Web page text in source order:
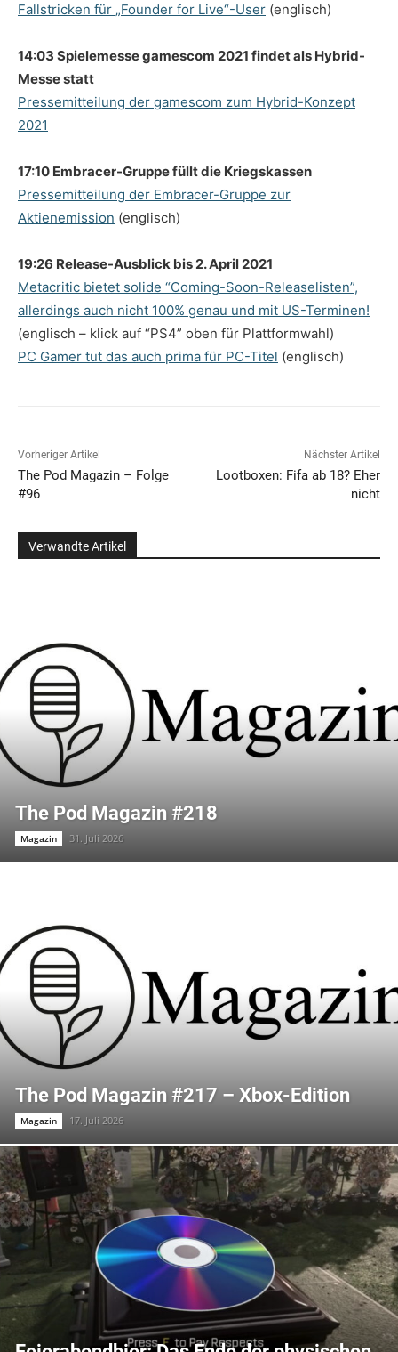
Fallstricken für „Founder for Live“-User (englisch)
14:03 Spielemesse gamescom 2021 findet als Hybrid-
Messe statt
Pressemitteilung der gamescom zum Hybrid-Konzept
2021
17:10 Embracer-Gruppe füllt die Kriegskassen
Pressemitteilung der Embracer-Gruppe zur
Aktienemission (englisch)
19:26 Release-Ausblick bis 2. April 2021
Metacritic bietet solide “Coming-Soon-Releaselisten”,
allerdings auch nicht 100% genau und mit US-Terminen!
(englisch – klick auf “PS4” oben für Plattformwahl)
PC Gamer tut das auch prima für PC-Titel (englisch)
Vorheriger Artikel
The Pod Magazin – Folge
#96
Nächster Artikel
Lootboxen: Fifa ab 18? Eher
nicht
Verwandte Artikel
The Pod Magazin #218
Magazin 31. Juli 2026
The Pod Magazin #217 – Xbox-Edition
Magazin 17. Juli 2026